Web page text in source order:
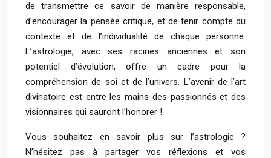
de transmettre ce savoir de manière responsable,
d’encourager la pensée critique, et de tenir compte du
contexte et de l’individualité de chaque personne.
L’astrologie, avec ses racines anciennes et son
potentiel d’évolution, offre un cadre pour la
compréhension de soi et de l’univers. L’avenir de l’art
divinatoire est entre les mains des passionnés et des
visionnaires qui sauront l’honorer !
Vous souhaitez en savoir plus sur l’astrologie ?
N’hésitez pas à partager vos réflexions et vos